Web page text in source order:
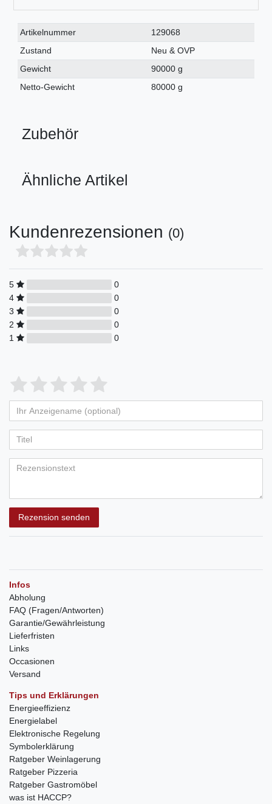
Technisches
Merkmal
Wert
Artikelnummer
129068
Zustand
Neu & OVP
Gewicht
90000 g
Netto-Gewicht
80000 g
Zubehör
Ähnliche Artikel
Kundenrezensionen (0)
5
0
4
0
3
0
2
0
1
0
Rezension senden
Infos
Abholung
FAQ (Fragen/Antworten)
Garantie/Gewährleistung
Lieferfristen
Links
Occasionen
Versand
Tips und Erklärungen
Energieeffizienz
Energielabel
Elektronische Regelung
Symbolerklärung
Ratgeber Weinlagerung
Ratgeber Pizzeria
Ratgeber Gastromöbel
was ist HACCP?